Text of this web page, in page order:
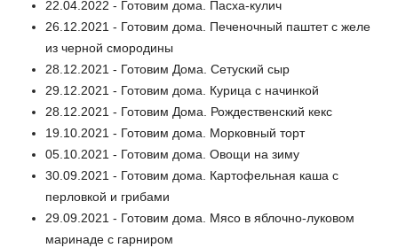
22.04.2022 - Готовим дома. Пасха-кулич
26.12.2021 - Готовим дома. Печеночный паштет с желе
из черной смородины
28.12.2021 - Готовим Дома. Сетуский сыр
29.12.2021 - Готовим дома. Курица с начинкой
28.12.2021 - Готовим Дома. Рождественский кекс
19.10.2021 - Готовим дома. Морковный торт
05.10.2021 - Готовим дома. Овощи на зиму
30.09.2021 - Готовим дома. Картофельная каша с
перловкой и грибами
29.09.2021 - Готовим дома. Мясо в яблочно-луковом
маринаде с гарниром